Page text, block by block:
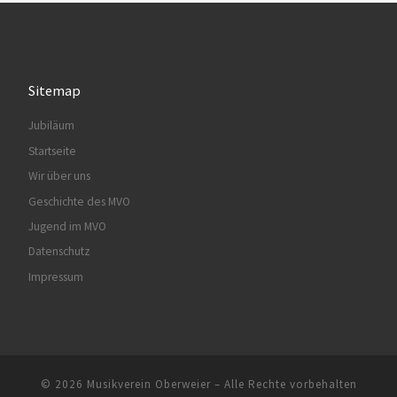
Sitemap
Jubiläum
Startseite
Wir über uns
Geschichte des MVO
Jugend im MVO
Datenschutz
Impressum
© 2026 Musikverein Oberweier– Alle Rechte vorbehalten